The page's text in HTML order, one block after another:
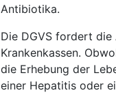
Antibiotika.
Die DGVS fordert
Krankenkassen.
die Erhebung der
einer Hepatitis oder